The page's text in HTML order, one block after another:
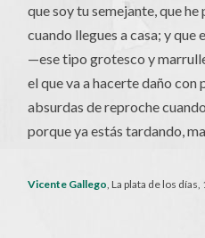
que soy tu semejante, que
cuando llegues a casa; y que
—ese tipo grotesco y
el que va a hacerte daño con
absurdas de reproche
porque ya estás tardando,
Vicente Gallego , La plata de los